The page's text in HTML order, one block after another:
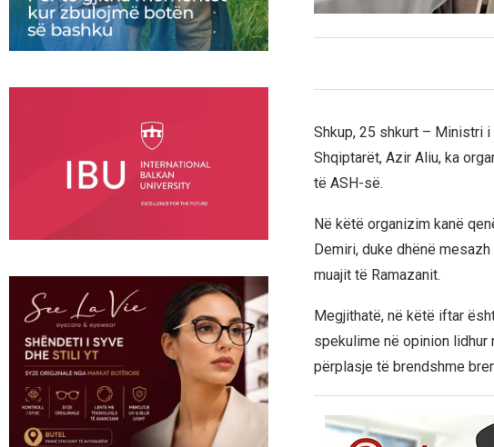
Shkup, 25 shkurt – Ministri
Shqiptarët, Azir Aliu, ka
të ASH-së.
Në këtë organizim kanë
Demiri, duke dhënë
muajit të Ramazanit.
Megjithatë, në këtë iftar
spekulime në opinion
përplasje të brendshme